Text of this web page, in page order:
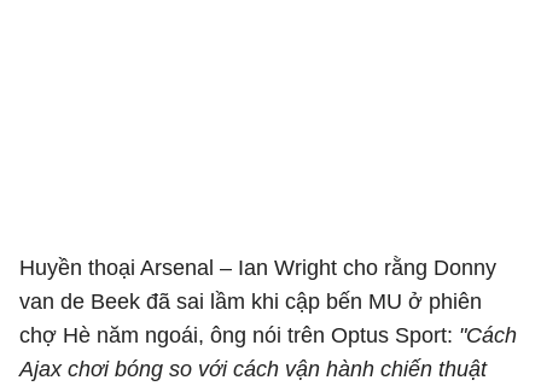
Huyền thoại Arsenal – Ian Wright cho rằng Donny
van de Beek đã sai lầm khi cập bến MU ở phiên
chợ Hè năm ngoái, ông nói trên Optus Sport: "Cách
Ajax chơi bóng so với cách vận hành chiến thuật